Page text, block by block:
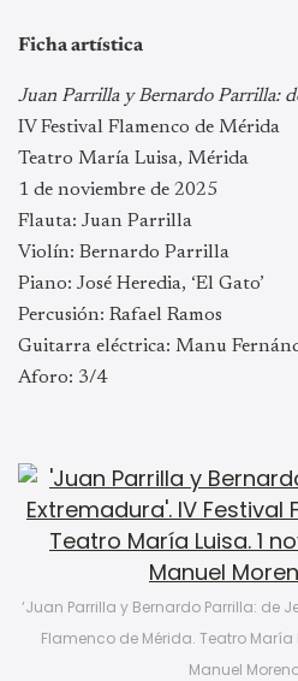
Ficha artística
Juan Parrilla y Bernardo Parrilla:
IV Festival Flamenco de Mérida
Teatro María Luisa, Mérida
1 de noviembre de 2025
Flauta: Juan Parrilla
Violín: Bernardo Parrilla
Piano: José Heredia, ‘El Gato’
Percusión: Rafael Ramos
Guitarra eléctrica: Manu
Aforo: 3/4
‘Juan Parrilla y Bernardo Parrilla: de
Flamenco de Mérida. Teatro María
Manuel